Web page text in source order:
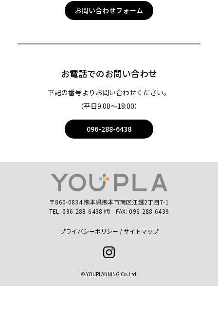
お問い合わせフォーム
お電話でのお問い合わせ
下記の番号よりお問い合わせください。
（平日9:00〜18:00）
096-288-6438
〒860-0834 熊本県熊本市南区江越2丁目7-1
TEL:096-288-6438 ㈹ FAX: 096-288-6439
プライバシーポリシー サイトマップ
Instagram
© YOUPLANNING Co. Ltd.